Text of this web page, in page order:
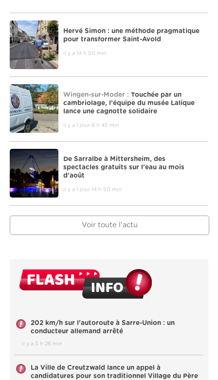
Hervé Simon : une méthode pragmatique
pour transformer Saint-Avold
il y a 14 h 50 min
Wingen-sur-Moder : Touchée par un
cambriolage, l’équipe du musée Lalique
lance une cagnotte solidaire
il y a 1 jour 6 h 45 min
De Sarralbe à Mittersheim, des
spectacles gratuits sur l’eau au mois
d’août
il y a 1 jour 14 h 50 min
Voir toute l'actu
202 km/h sur l'autoroute à Sarre-Union : un
conducteur allemand arrêté
il y a 3 h 26 min
La Ville de Creutzwald lance un appel à
candidatures pour son traditionnel Village du Père